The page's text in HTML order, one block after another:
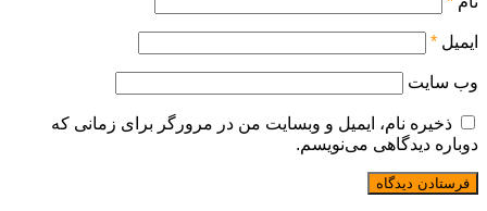
ایمیل *
وب‌ سایت
ذخیره نام، ایمیل و وبسایت من در مرورگر برای زمانی که
دوباره دیدگاهی می‌نویسم.